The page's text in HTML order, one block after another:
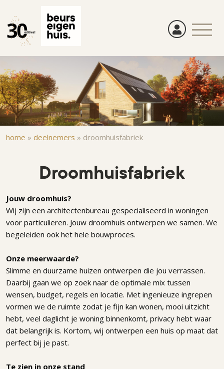
naar
de
Kruimelpad
home » deelnemers » droomhuisfabriek
Droomhuisfabriek
Jouw droomhuis?
Wij zijn een architectenbureau gespecialiseerd in woningen
voor particulieren. Jouw droomhuis ontwerpen we samen. We
begeleiden ook het hele bouwproces.
Onze meerwaarde?
Slimme en duurzame huizen ontwerpen die jou verrassen.
Daarbij gaan we op zoek naar de optimale mix tussen
wensen, budget, regels en locatie. Met ingenieuze ingrepen
vormen we de ruimte zodat je fijn kan wonen, mooi uitzicht
hebt, veel daglicht je woning binnenkomt, privacy hebt waar
dat belangrijk is. Kortom, wij ontwerpen een huis op maat dat
perfect bij je past.
Te zien in onze stand